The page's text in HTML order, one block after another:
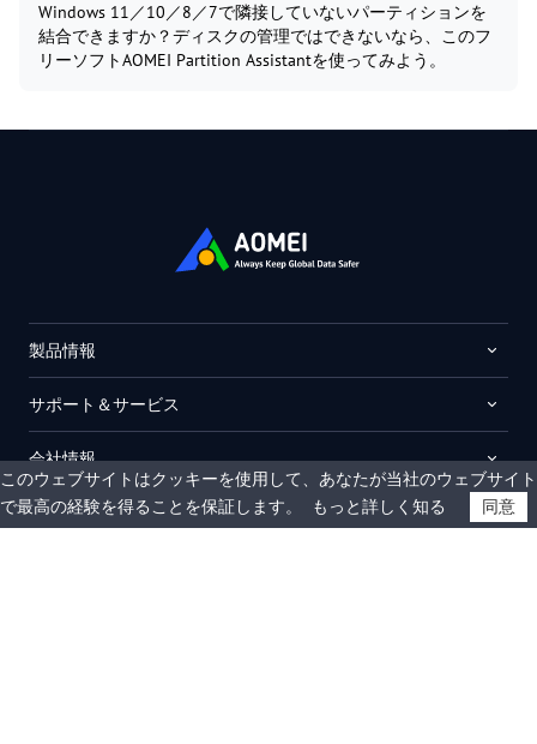
Windows 11／10／8／7で隣接していないパーティションを
結合できますか？ディスクの管理ではできないなら、このフ
リーソフトAOMEI Partition Assistantを使ってみよう。
製品情報
サポート＆サービス
会社情報
このウェブサイトはクッキーを使用して、あなたが当社のウェブサイト
で最高の経験を得ることを保証します。
もっと詳しく知る 同意